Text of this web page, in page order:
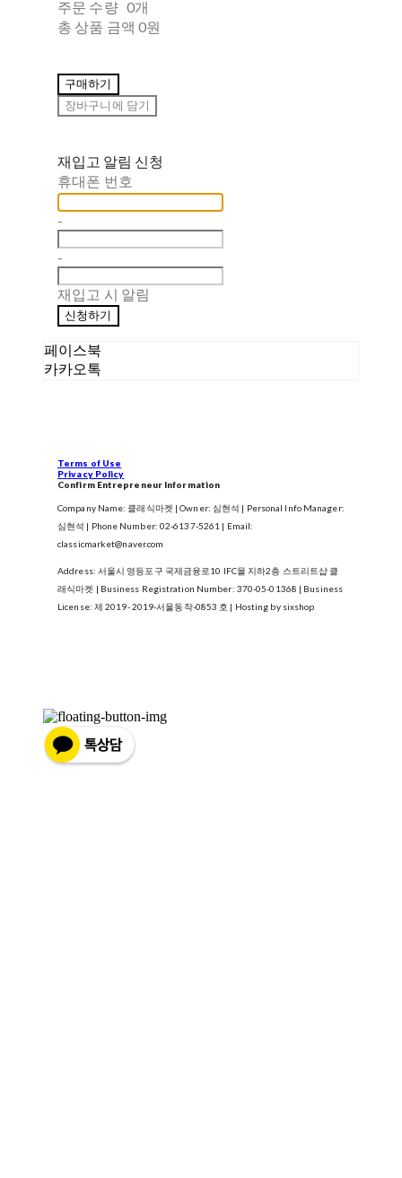
주문 수량 0개
총 상품 금액 0원
구매하기
장바구니에 담기
재입고 알림 신청
휴대폰 번호
-
-
재입고 시 알림
신청하기
페이스북
카카오톡
Terms of Use
Privacy Policy
Confirm Entrepreneur Information
Company Name: 클래식마켓 | Owner: 심현석 | Personal Info Manager:
심현석 | Phone Number: 02-6137-5261 | Email:
classicmarket@naver.com
Address: 서울시 영등포구 국제금융로10 IFC몰 지하2층 스트리트샵 클
래식마켓 | Business Registration Number: 370-05-01368 | Business
License: 제 2019- 2019-서울동작-0853 호 | Hosting by sixshop